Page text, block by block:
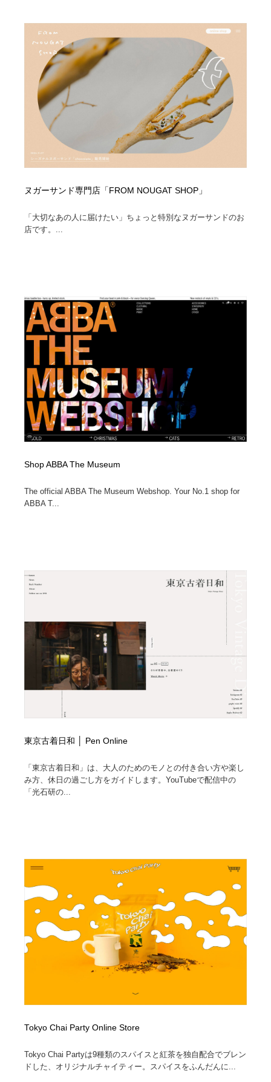
ヌガーサンド専門店「FROM NOUGAT SHOP」
「大切なあの人に届けたい」ちょっと特別なヌガーサンドのお
店です。...
Shop ABBA The Museum
The official ABBA The Museum Webshop. Your No.1 shop for
ABBA T...
東京古着日和 │ Pen Online
「東京古着日和」は、大人のためのモノとの付き合い方や楽し
み方、休日の過ごし方をガイドします。YouTubeで配信中の
「光石研の...
Tokyo Chai Party Online Store
Tokyo Chai Partyは9種類のスパイスと紅茶を独自配合でブレン
ドした、オリジナルチャイティー。スパイスをふんだんに...